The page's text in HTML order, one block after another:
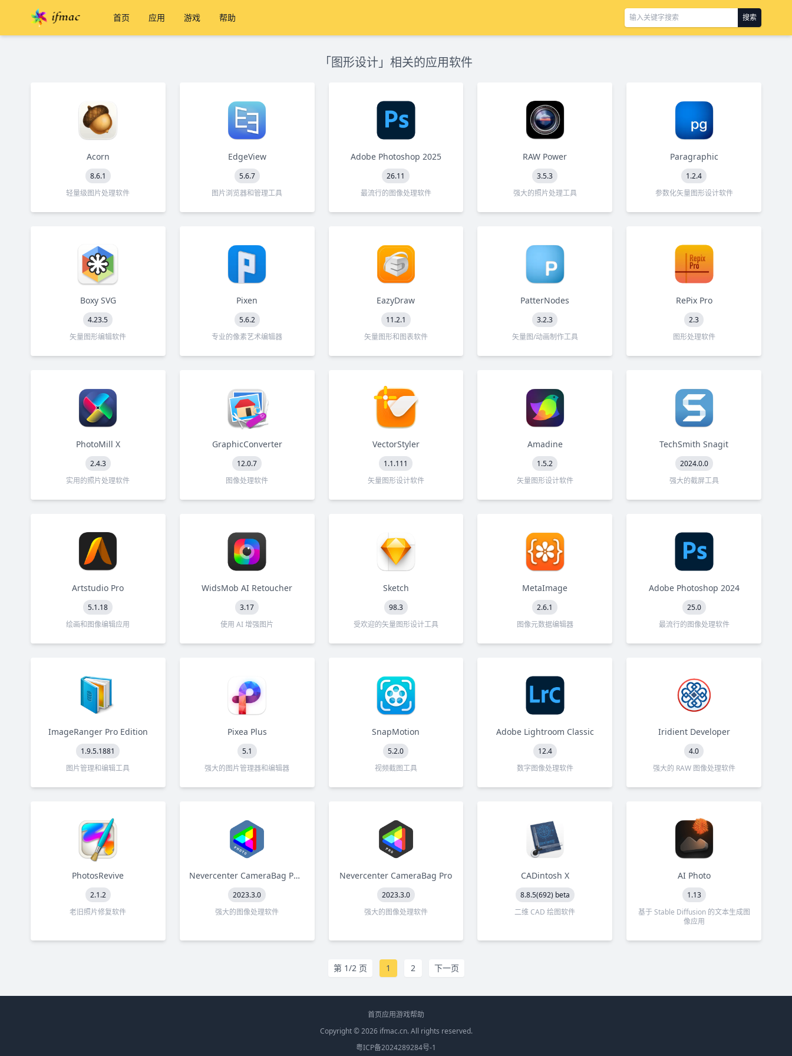
首页 应用 游戏 帮助 搜索
「图形设计」相关的应用软件
Acorn
8.6.1
轻量级图片处理软件
EdgeView
5.6.7
图片浏览器和管理工具
Adobe Photoshop 2025
26.11
最流行的图像处理软件
RAW Power
3.5.3
强大的照片处理工具
Paragraphic
1.2.4
参数化矢量图形设计软件
Boxy SVG
4.23.5
矢量图形编辑软件
Pixen
5.6.2
专业的像素艺术编辑器
EazyDraw
11.2.1
矢量图形和图表软件
PatterNodes
3.2.3
矢量图/动画制作工具
RePix Pro
2.3
图形处理软件
PhotoMill X
2.4.3
实用的照片处理软件
GraphicConverter
12.0.7
图像处理软件
VectorStyler
1.1.111
矢量图形设计软件
Amadine
1.5.2
矢量图形设计软件
TechSmith Snagit
2024.0.0
强大的截屏工具
Artstudio Pro
5.1.18
绘画和图像编辑应用
WidsMob AI Retoucher
3.17
使用 AI 增强图片
Sketch
98.3
受欢迎的矢量图形设计工具
MetaImage
2.6.1
图像元数据编辑器
Adobe Photoshop 2024
25.0
最流行的图像处理软件
ImageRanger Pro Edition
1.9.5.1881
图片管理和编辑工具
Pixea Plus
5.1
强大的图片管理器和编辑器
SnapMotion
5.2.0
视频截图工具
Adobe Lightroom Classic
12.4
数字图像处理软件
Iridient Developer
4.0
强大的 RAW 图像处理软件
PhotosRevive
2.1.2
老旧照片修复软件
Nevercenter CameraBag Photo
2023.3.0
强大的图像处理软件
Nevercenter CameraBag Pro
2023.3.0
强大的图像处理软件
CADintosh X
8.8.5(692) beta
二维 CAD 绘图软件
AI Photo
1.13
基于 Stable Diffusion 的文本生成图
像应用
第 1/2 页 1 2 下一页
首页应用游戏帮助
Copyright © 2026 ifmac.cn. All rights reserved.
粤ICP备2024289284号-1